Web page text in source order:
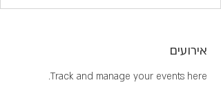
אירועים
Track and manage your events here.